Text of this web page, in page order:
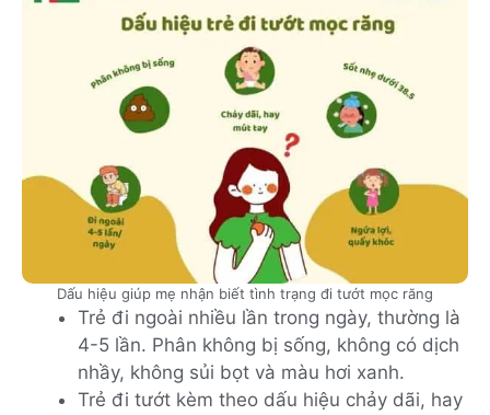
Dấu hiệu giúp mẹ nhận biết tình trạng đi tướt mọc răng
Trẻ đi ngoài nhiều lần trong ngày, thường là
4-5 lần. Phân không bị sống, không có dịch
nhầy, không sủi bọt và màu hơi xanh.
Trẻ đi tướt kèm theo dấu hiệu chảy dãi, hay